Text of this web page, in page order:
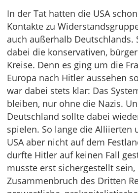
In der Tat hatten die USA
Kontakte zu
auch außerhalb Deutschlands.
dabei die konservativen,
Kreise. Denn es ging um die
Europa nach Hitler aussehen
war dabei stets klar: Das
bleiben, nur ohne die Nazis.
Deutschland sollte dabei
spielen. So lange die Alliierten
USA aber nicht auf dem
durfte Hitler auf keinen Fall
musste erst sichergestellt sein,
Zusammenbruch des Dritten